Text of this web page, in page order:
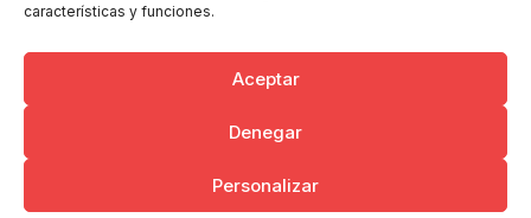
características y funciones.
Aceptar
Denegar
Personalizar
Copyright © 2026 Ayuntamiento de Argamasilla de Calatrava
Politica de Privacidad y Aviso Legal